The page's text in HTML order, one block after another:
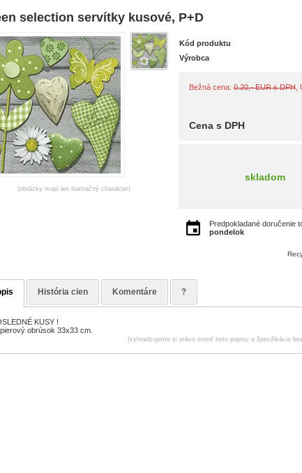
selection servítky kusové, P+D
(obrázky majú len ilustračný charakter)
Kód produktu
Výrobca
Bežná cena: 0.20,- EUR s DPH,
Cena s DPH
skladom
Predpokladané doručenie
pondelok
História cien Komentáre ?
KUSY !
obrúsok 33x33 cm.
(vyhradzujeme si právo meniť tieto popisy a špecifikácie